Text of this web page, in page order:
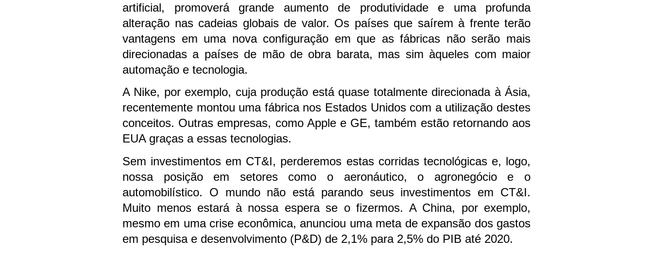
artificial, promoverá grande aumento de produtividade e uma profunda
alteração nas cadeias globais de valor. Os países que saírem à frente terão
vantagens em uma nova configuração em que as fábricas não serão mais
direcionadas a países de mão de obra barata, mas sim àqueles com maior
automação e tecnologia.
A Nike, por exemplo, cuja produção está quase totalmente direcionada à Ásia,
recentemente montou uma fábrica nos Estados Unidos com a utilização destes
conceitos. Outras empresas, como Apple e GE, também estão retornando aos
EUA graças a essas tecnologias.
Sem investimentos em CT&I, perderemos estas corridas tecnológicas e, logo,
nossa posição em setores como o aeronáutico, o agronegócio e o
automobilístico. O mundo não está parando seus investimentos em CT&I.
Muito menos estará à nossa espera se o fizermos. A China, por exemplo,
mesmo em uma crise econômica, anunciou uma meta de expansão dos gastos
em pesquisa e desenvolvimento (P&D) de 2,1% para 2,5% do PIB até 2020.